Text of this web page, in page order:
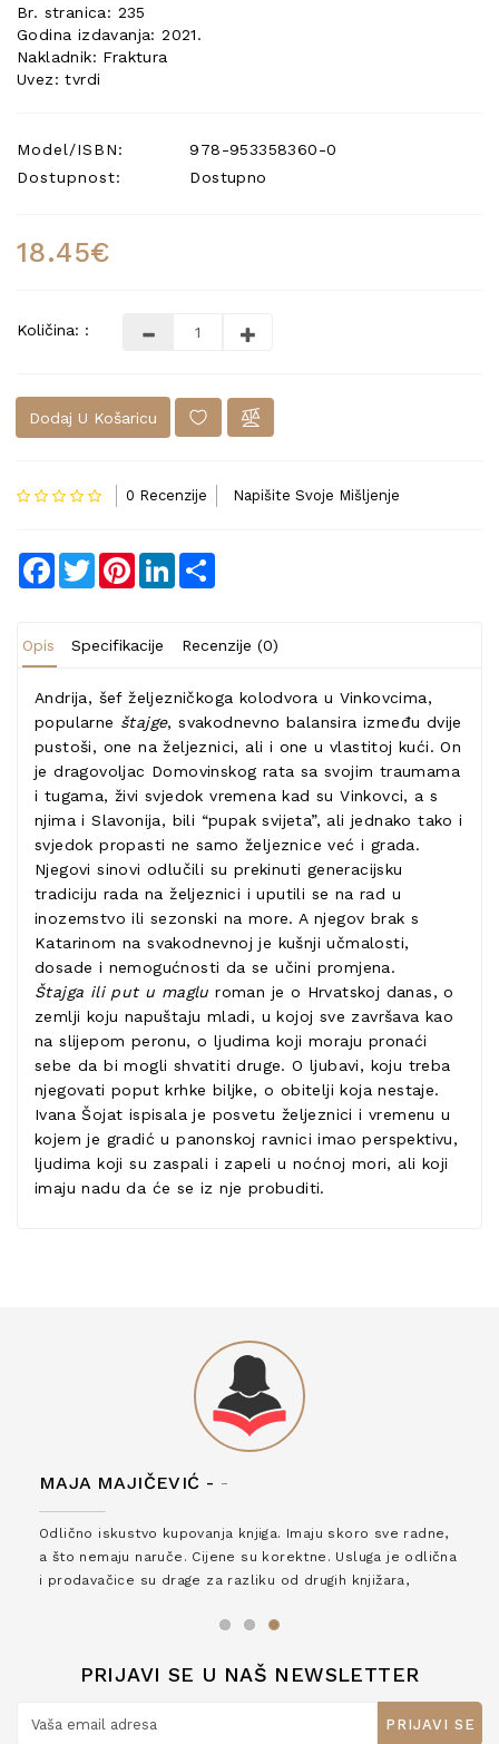
Br. stranica: 235
Godina izdavanja: 2021.
Nakladnik: Fraktura
Uvez: tvrdi
Model/ISBN:
978-953358360-0
Dostupnost:
Dostupno
18.45€
Količina: :
Dodaj U Košaricu
0 Recenzije Napišite Svoje Mišljenje
Facebook
TwitterPinterestLinkedIn
Opis Specifikacije Recenzije (0)
Andrija, šef željezničkoga kolodvora u Vinkovcima,
popularne štajge, svakodnevno balansira između dvije
pustoši, one na željeznici, ali i one u vlastitoj kući. On
je dragovoljac Domovinskog rata sa svojim traumama
i tugama, živi svjedok vremena kad su Vinkovci, a s
njima i Slavonija, bili “pupak svijeta”, ali jednako tako i
svjedok propasti ne samo željeznice već i grada.
Njegovi sinovi odlučili su prekinuti generacijsku
tradiciju rada na željeznici i uputili se na rad u
inozemstvo ili sezonski na more. A njegov brak s
Katarinom na svakodnevnoj je kušnji učmalosti,
dosade i nemogućnosti da se učini promjena.
Štajga ili put u maglu roman je o Hrvatskoj danas, o
zemlji koju napuštaju mladi, u kojoj sve završava kao
na slijepom peronu, o ljudima koji moraju pronaći
sebe da bi mogli shvatiti druge. O ljubavi, koju treba
njegovati poput krhke biljke, o obitelji koja nestaje.
Ivana Šojat ispisala je posvetu željeznici i vremenu u
kojem je gradić u panonskoj ravnici imao perspektivu,
ljudima koji su zaspali i zapeli u noćnoj mori, ali koji
imaju nadu da će se iz nje probuditi.
MAJA MAJIČEVIĆ - -
Odlično iskustvo kupovanja knjiga. Imaju skoro sve radne,
a što nemaju naruče. Cijene su korektne. Usluga je odlična
i prodavačice su drage za razliku od drugih knjižara,
PRIJAVI SE U NAŠ NEWSLETTER
PRIJAVI SE